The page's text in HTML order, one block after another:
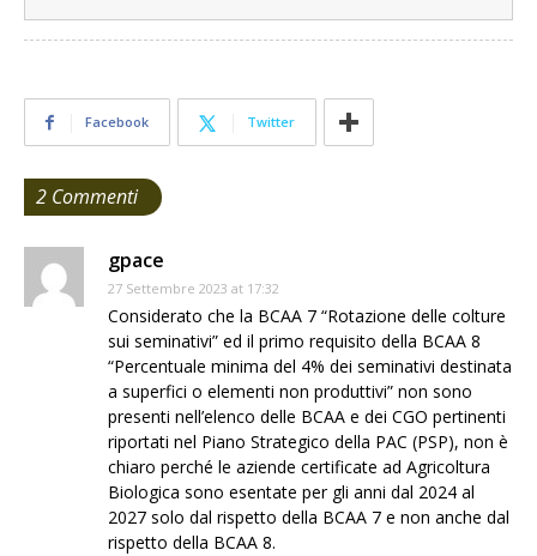
Facebook Twitter
2 Commenti
gpace
27 Settembre 2023 at 17:32
Considerato che la BCAA 7 “Rotazione delle colture
sui seminativi” ed il primo requisito della BCAA 8
“Percentuale minima del 4% dei seminativi destinata
a superfici o elementi non produttivi” non sono
presenti nell’elenco delle BCAA e dei CGO pertinenti
riportati nel Piano Strategico della PAC (PSP), non è
chiaro perché le aziende certificate ad Agricoltura
Biologica sono esentate per gli anni dal 2024 al
2027 solo dal rispetto della BCAA 7 e non anche dal
rispetto della BCAA 8.